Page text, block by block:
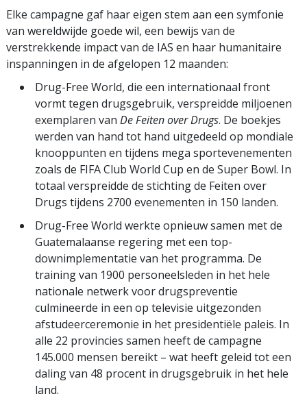
Elke campagne gaf haar eigen stem aan een symfonie
van wereldwijde goede wil, een bewijs van de
verstrekkende impact van de IAS en haar humanitaire
inspanningen in de afgelopen 12 maanden:
Drug-Free World, die een internationaal front
vormt tegen drugsgebruik, verspreidde miljoenen
exemplaren van De Feiten over Drugs. De boekjes
werden van hand tot hand uitgedeeld op mondiale
knooppunten en tijdens mega sportevenementen
zoals de FIFA Club World Cup en de Super Bowl. In
totaal verspreidde de stichting de Feiten over
Drugs tijdens 2700 evenementen in 150 landen.
Drug-Free World werkte opnieuw samen met de
Guatemalaanse regering met een top-
downimplementatie van het programma. De
training van 1900 personeelsleden in het hele
nationale netwerk voor drugspreventie
culmineerde in een op televisie uitgezonden
afstudeerceremonie in het presidentiële paleis. In
alle 22 provincies samen heeft de campagne
145.000 mensen bereikt – wat heeft geleid tot een
daling van 48 procent in drugsgebruik in het hele
land.